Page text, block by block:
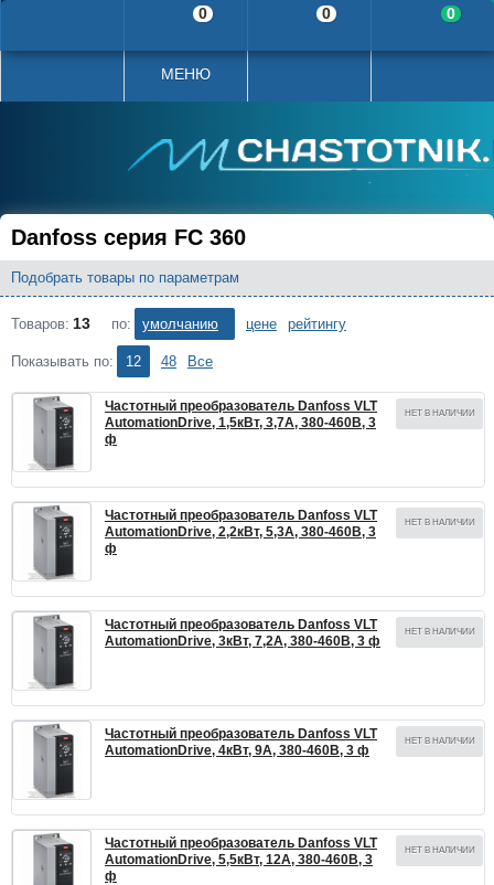
МЕНЮ
Danfoss серия FC 360
Подобрать товары по параметрам
Товаров: 13
Сортировать по: умолчанию цене рейтингу
Показывать по: 12 48 Все
Частотный преобразователь Danfoss VLT
AutomationDrive, 1,5кВт, 3,7А, 380-460В, 3
ф
НЕТ В НАЛИЧИИ
Частотный преобразователь Danfoss VLT
AutomationDrive, 2,2кВт, 5,3А, 380-460В, 3
ф
НЕТ В НАЛИЧИИ
Частотный преобразователь Danfoss VLT
AutomationDrive, 3кВт, 7,2А, 380-460В, 3 ф
НЕТ В НАЛИЧИИ
Частотный преобразователь Danfoss VLT
AutomationDrive, 4кВт, 9А, 380-460В, 3 ф
НЕТ В НАЛИЧИИ
Частотный преобразователь Danfoss VLT
AutomationDrive, 5,5кВт, 12А, 380-460В, 3
ф
НЕТ В НАЛИЧИИ
0 0 0